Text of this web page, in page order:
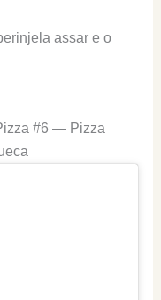
assar e o
#6 — Pizza